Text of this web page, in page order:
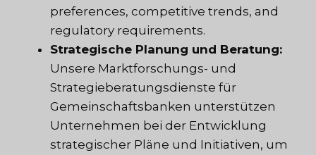
preferences, competitive trends, and
regulatory requirements.
Strategische Planung und Beratung:
Unsere Marktforschungs- und
Strategieberatungsdienste für
Gemeinschaftsbanken unterstützen
Unternehmen bei der Entwicklung
strategischer Pläne und Initiativen, um